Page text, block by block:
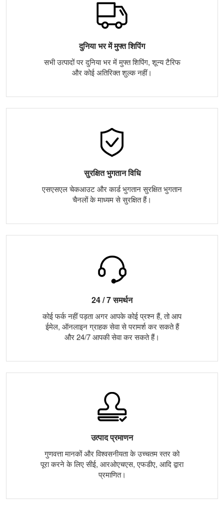
दुनिया भर में मुफ्त शिपिंग
सभी उत्पादों पर दुनिया भर में मुफ्त शिपिंग, शून्य टैरिफ
और कोई अतिरिक्त शुल्क नहीं।
सुरक्षित भुगतान विधि
एसएसएल चेकआउट और कार्ड भुगतान सुरक्षित भुगतान
चैनलों के माध्यम से सुरक्षित हैं।
24 / 7 समर्थन
कोई फर्क नहीं पड़ता अगर आपके कोई प्रश्न हैं, तो आप
ईमेल, ऑनलाइन ग्राहक सेवा से परामर्श कर सकते हैं
और 24/7 आपकी सेवा कर सकते हैं।
उत्पाद प्रमाणन
गुणवत्ता मानकों और विश्वसनीयता के उच्चतम स्तर को
पूरा करने के लिए सीई, आरओएचएस, एफडीए, आदि द्वारा
प्रमाणित।